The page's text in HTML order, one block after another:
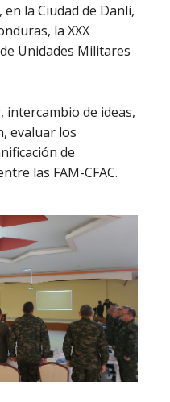
la Ciudad de Danli,
la XXX
Unidades Militares
intercambio de ideas,
evaluar los
de
las FAM-CFAC.